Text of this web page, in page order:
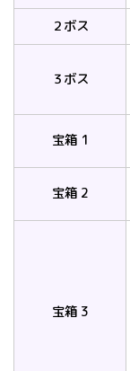
２ボス
３ボス
宝箱 1
宝箱 2
宝箱 3